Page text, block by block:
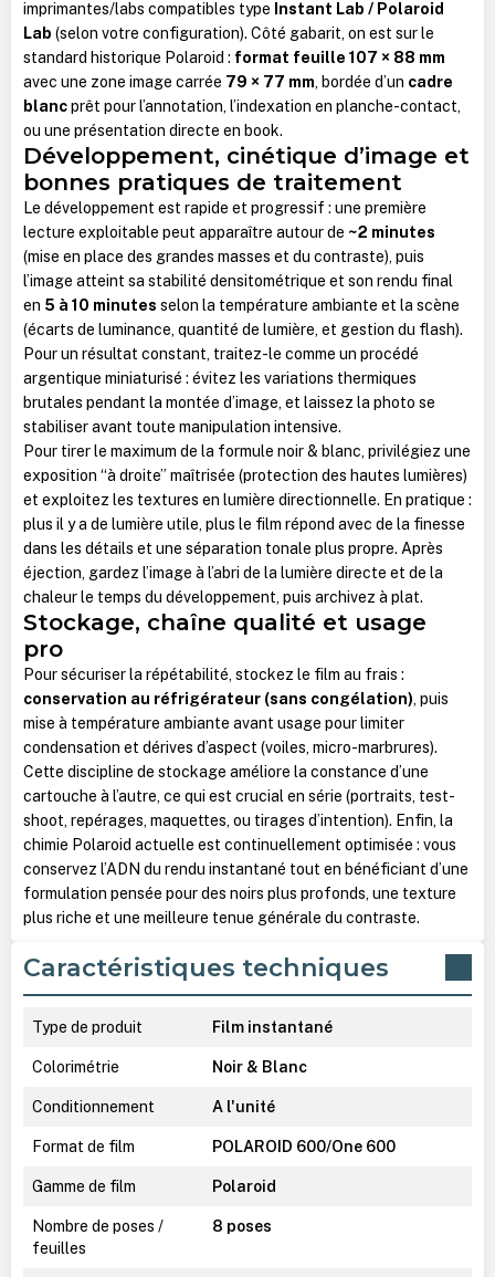
imprimantes/labs compatibles type Instant Lab / Polaroid
Lab (selon votre configuration). Côté gabarit, on est sur le
standard historique Polaroid : format feuille 107 × 88 mm
avec une zone image carrée 79 × 77 mm, bordée d’un cadre
blancprêt pour l’annotation, l’indexation en planche-contact,
ou une présentation directe en book.
Développement, cinétique d’image et
bonnes pratiques de traitement
Le développement est rapide et progressif : une première
lecture exploitable peut apparaître autour de ~2 minutes
(mise en place des grandes masses et du contraste), puis
l’image atteint sa stabilité densitométrique et son rendu final
en 5 à 10 minutes selon la température ambiante et la scène
(écarts de luminance, quantité de lumière, et gestion du flash).
Pour un résultat constant, traitez-le comme un procédé
argentique miniaturisé : évitez les variations thermiques
brutales pendant la montée d’image, et laissez la photo se
stabiliser avant toute manipulation intensive.
Pour tirer le maximum de la formule noir & blanc, privilégiez une
exposition “à droite” maîtrisée (protection des hautes lumières)
et exploitez les textures en lumière directionnelle. En pratique :
plus il y a de lumière utile, plus le film répond avec de la finesse
dans les détails et une séparation tonale plus propre. Après
éjection, gardez l’image à l’abri de la lumière directe et de la
chaleur le temps du développement, puis archivez à plat.
Stockage, chaîne qualité et usage
pro
Pour sécuriser la répétabilité, stockez le film au frais :
conservation au réfrigérateur (sans congélation), puis
mise à température ambiante avant usage pour limiter
condensation et dérives d’aspect (voiles, micro-marbrures).
Cette discipline de stockage améliore la constance d’une
cartouche à l’autre, ce qui est crucial en série (portraits, test-
shoot, repérages, maquettes, ou tirages d’intention). Enfin, la
chimie Polaroid actuelle est continuellement optimisée : vous
conservez l’ADN du rendu instantané tout en bénéficiant d’une
formulation pensée pour des noirs plus profonds, une texture
plus riche et une meilleure tenue générale du contraste.
Caractéristiques techniques
Type de produit Film instantané
Colorimétrie Noir & Blanc
Conditionnement A l'unité
Format de film POLAROID 600/One 600
Gamme de film Polaroid
Nombre de poses /
feuilles
8 poses